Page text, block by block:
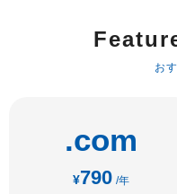
お
.com
¥790 /年